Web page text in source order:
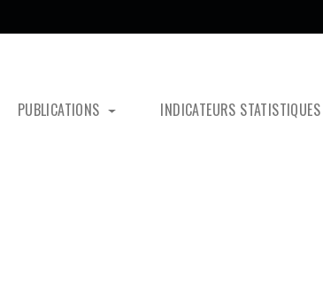
PUBLICATIONS INDICATEURS STATISTIQUES